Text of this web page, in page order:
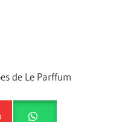
de Le Parffum